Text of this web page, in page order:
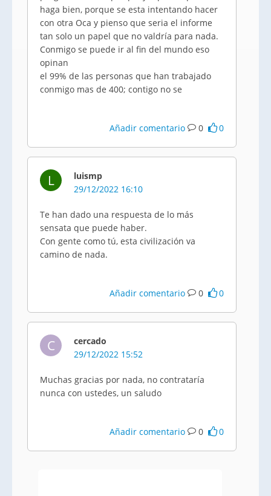
haga bien, porque se esta intentando hacer
con otra Oca y pienso que seria el informe
tan solo un papel que no valdría para nada.
Conmigo se puede ir al fin del mundo eso
opinan
el 99% de las personas que han trabajado
conmigo mas de 400; contigo no se
Añadir comentario 0 0
L
luismp
29/12/2022 16:10
Te han dado una respuesta de lo más
sensata que puede haber.
Con gente como tú, esta civilización va
camino de nada.
Añadir comentario 0 0
C
cercado
29/12/2022 15:52
Muchas gracias por nada, no contrataría
nunca con ustedes, un saludo
Añadir comentario 0 0